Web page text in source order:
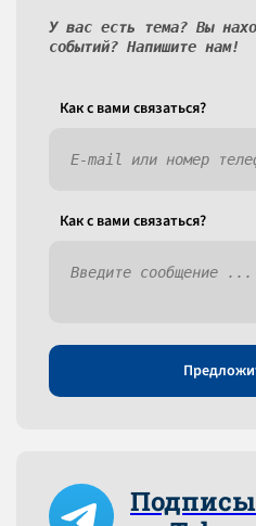
У вас есть тема? Вы
событий? Напишите нам!
Как c вами связаться?
Как c вами связаться?